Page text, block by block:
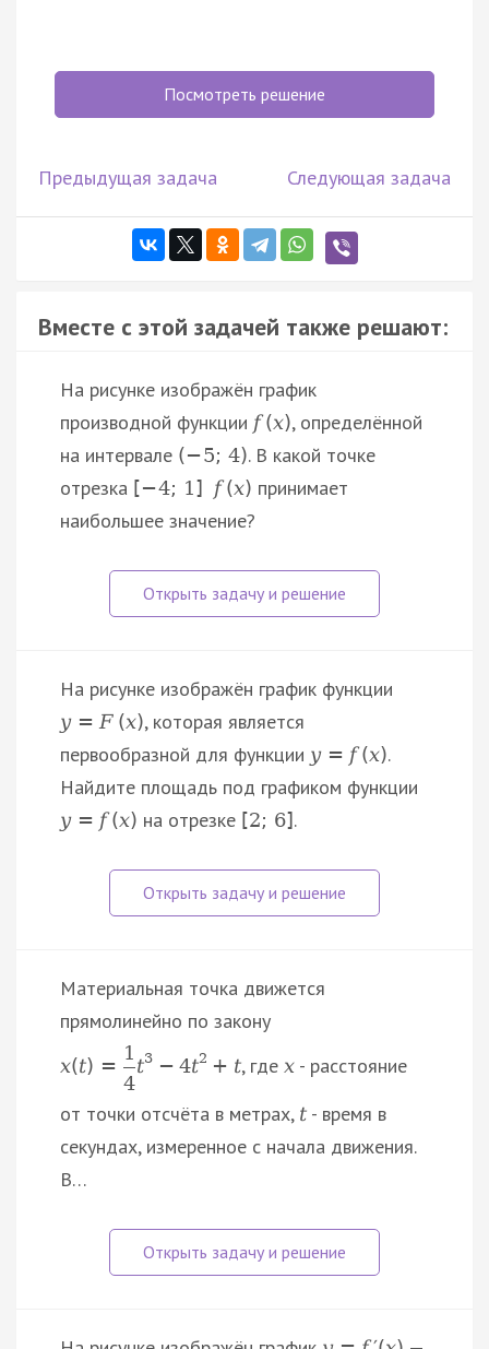
Посмотреть решение
Предыдущая задача Следующая задача
Вместе с этой задачей также решают:
На рисунке изображён график
производной функции f (x), определённой
на интервале (−5; 4). В какой точке
отрезка [−4; 1 ] f (x) принимает
наибольшее значение?
На рисунке изображён график функции
y = F (x), которая является
первообразной для функции y = f (x).
Найдите площадь под графиком функции
y = f (x) на отрезке [2; 6].
Материальная точка движется
прямолинейно по закону
x(t) =
1
4
t3 − 4t2 + t, где x- расстояние
от точки отсчёта в метрах, t - время в
секундах, измеренное с начала движения.
В…